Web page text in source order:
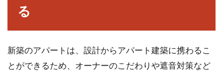
る
新築のアパートは、設計からアパート建築に携わるこ
とができるため、オーナーのこだわりや遮音対策など